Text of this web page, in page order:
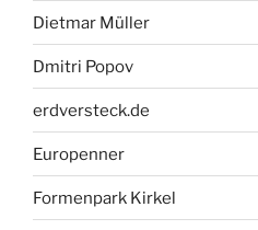
Dietmar Müller
Dmitri Popov
erdversteck.de
Europenner
Formenpark Kirkel